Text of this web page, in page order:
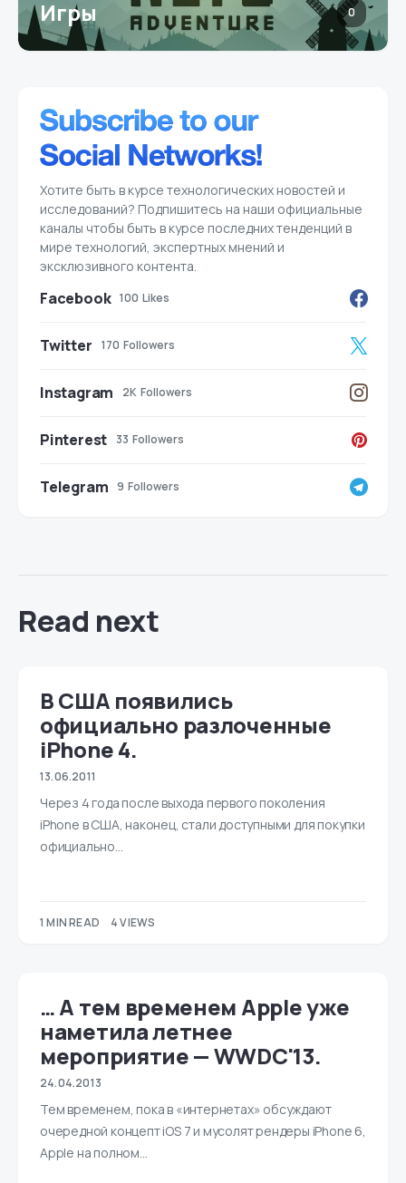
Игры 0
Хотите быть в курсе технологических новостей и
исследований? Подпишитесь на наши официальные
каналы чтобы быть в курсе последних тенденций в
мире технологий, экспертных мнений и
эксклюзивного контента.
Facebook 100 Likes
Twitter 170 Followers
Instagram 2K Followers
Pinterest 33 Followers
Telegram 9 Followers
Read next
В США появились
официально разлоченные
iPhone 4.
13.06.2011
Через 4 года после выхода первого поколения
iPhone в США, наконец, стали доступными для покупки
официально…
1 MIN READ 4 VIEWS
… А тем временем Apple уже
наметила летнее
мероприятие — WWDC'13.
24.04.2013
Тем временем, пока в «интернетах» обсуждают
очередной концепт iOS 7 и мусолят рендеры iPhone 6,
Apple на полном…